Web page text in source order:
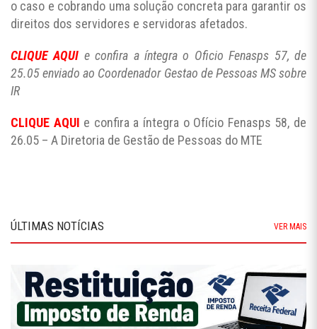
o caso e cobrando uma solução concreta para garantir os
direitos dos servidores e servidoras afetados.
CLIQUE AQUI e confira a íntegra o Oficio Fenasps 57, de
25.05 enviado ao Coordenador Gestao de Pessoas MS sobre
IR
CLIQUE AQUI e confira a íntegra o Ofício Fenasps 58, de
26.05 – A Diretoria de Gestão de Pessoas do MTE
ÚLTIMAS NOTÍCIAS VER MAIS